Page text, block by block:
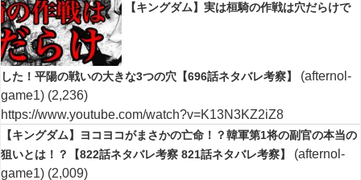
【キングダム】実は桓騎の作戦は穴だらけで
した！平陽の戦いの大きな3つの穴【696話ネタバレ考察】
(afternol-
game1) (2,236)
https://www.youtube.com/watch?v=K13N3KZ2iZ8
【キングダム】ヨコヨコがまさかの亡命！？韓軍第1将の副官の本当の
狙いとは！？【822話ネタバレ考察 821話ネタバレ考察】
(afternol-
game1) (2,009)